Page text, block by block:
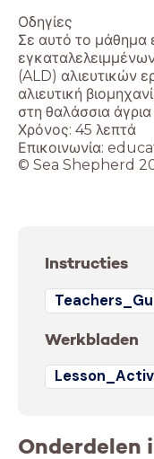
Οδηγίες
Σε αυτό το μάθημα
(ALD) αλιευτικών
αλιευτική
στη θαλάσσια
Χρόνος: 45 λεπτά
Επικοινωνία:
© Sea Shepherd
Instructies
Werkbladen
Onderdelen